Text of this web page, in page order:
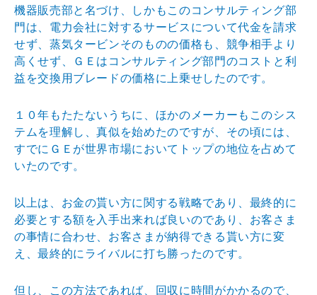
機器販売部と名づけ、しかもこのコンサルティング部
門は、電力会社に対するサービスについて代金を請求
せず、蒸気タービンそのものの価格も、競争相手より
高くせず、ＧＥはコンサルティング部門のコストと利
益を交換用ブレードの価格に上乗せしたのです。
１０年もたたないうちに、ほかのメーカーもこのシス
テム を理解し、真似を始めたのですが、その頃には、
すでにＧ Ｅが世界市場においてトップの地位を占めて
いたのです。
以上は、お金の貰い方に関する戦略であり、最終的に
必要とする額を入手出来れば良いのであり、お客さま
の事情に合わせ、お客さまが納得できる貰い方に変
え、最終的にライバルに打ち勝ったのです。
但し、この方法であれば、回収に時間がかかるので、